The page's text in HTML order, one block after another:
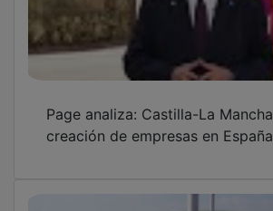
creación de empresas en España